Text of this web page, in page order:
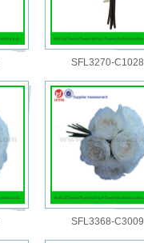
SFL3270-C1028
SFL3368-C3009